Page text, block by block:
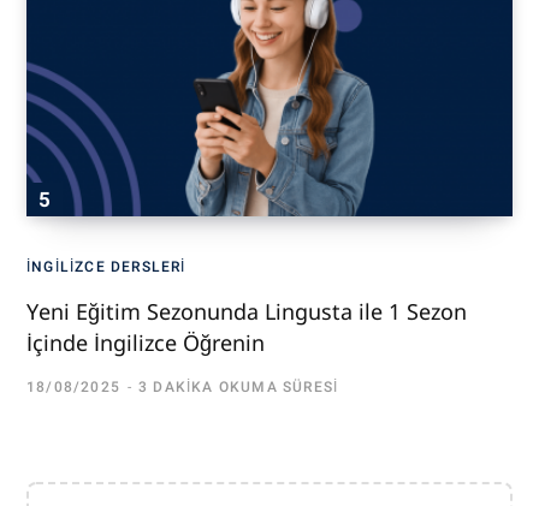
İNGILIZCE DERSLERI
Yeni Eğitim Sezonunda Lingusta ile 1 Sezon
İçinde İngilizce Öğrenin
18/08/2025 3 DAKIKA OKUMA SÜRESI